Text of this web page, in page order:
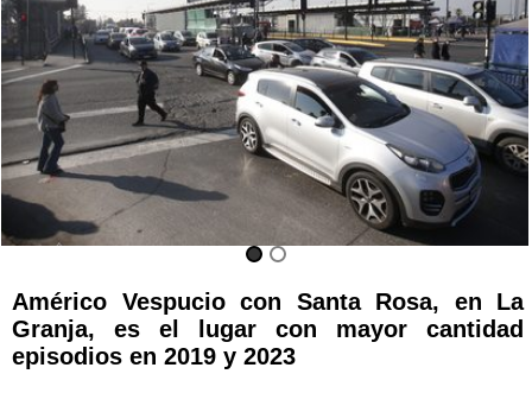
Américo Vespucio con Santa Rosa, en La
Granja, es el lugar con mayor cantidad
episodios en 2019 y 2023